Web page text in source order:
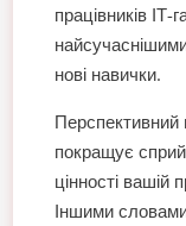
працівників
нові навички.
Перспективний
покращує
цінності вашій
Іншими